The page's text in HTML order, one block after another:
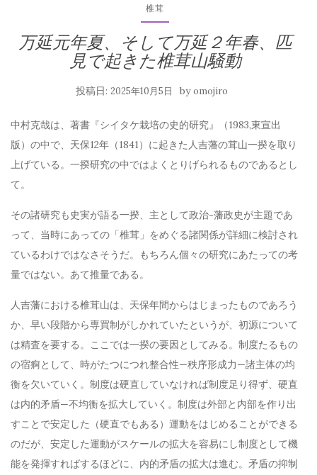
椎茸
万延元年夏、そして万延２年春、匹
見で起きた椎茸山騒動
投稿日: 2025年10月5日 byomojiro
中村克哉は、著書『シイタケ栽培の史的研究』（1983,東宣出
版）の中で、天保12年（1841）に起きた人吉藩の茸山一揆を取り
上げている。一揆研究の中ではよくとりげられるものであるとし
て。
その諸研究も史実が語る一揆、主として政治-藩政史が主題であ
って、当時にあっての「椎茸」をめぐる諸関係が詳細に検討され
ているわけではなさそうだ。もちろん個々の研究にあたっての考
量ではない。あて推量である。
人吉藩における椎茸山は、天保年間からはじまったものであろう
か、早い段階から専買制がしかれていたというが、初源について
は精査を要する。ここでは一揆の要因としてみる。制度たるもの
の宿痾として、時がたつにつれ整合性—秩序形成力—諸主体の均
衡を欠いていく。制度は硬直していなければ制度足り得ず、硬直
は内的矛盾—不均衡を拡大していく。制度は外部と内部を作り出
すことで安定した（硬直でもある）運動をはじめることができる
のだが、安定した運動がスケールの拡大を容易にし制度として機
能を発揮すればするほどに、内的矛盾の拡大は進む。矛盾の抑制